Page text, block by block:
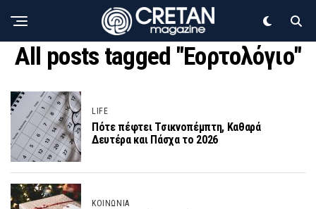
All posts tagged "Εορτολόγιο"
LIFE
Πότε πέφτει Τσικνοπέμπτη, Καθαρά
Δευτέρα και Πάσχα το 2026
ΚΟΙΝΩΝΙΑ